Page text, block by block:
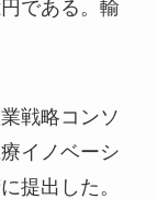
である。輸
戦略コンソ
イノベーシ
提出した。